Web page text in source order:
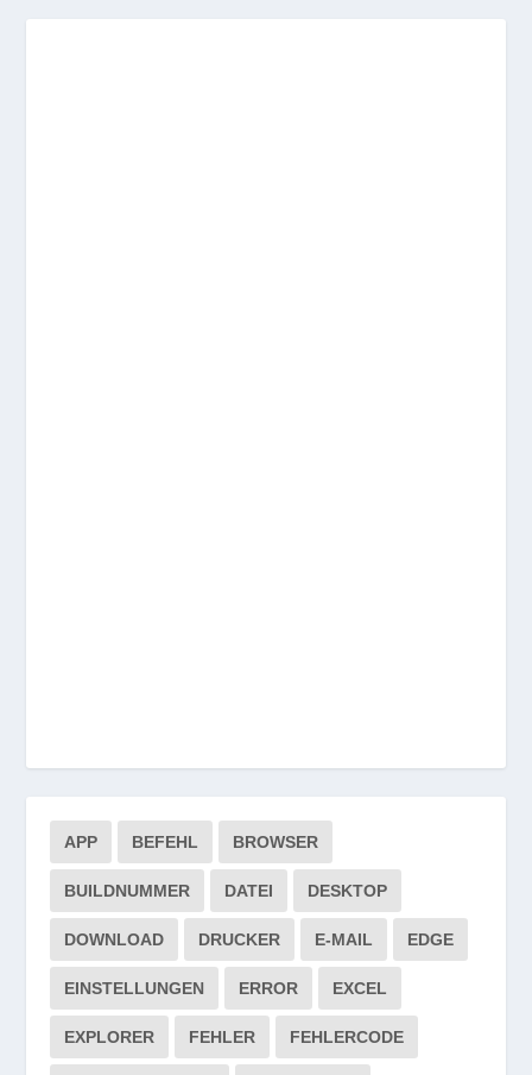
APP BEFEHL BROWSER
BUILDNUMMER DATEI DESKTOP
DOWNLOAD DRUCKER E-MAIL EDGE
EINSTELLUNGEN ERROR EXCEL
EXPLORER FEHLER FEHLERCODE